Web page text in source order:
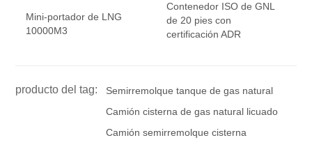
Mini-portador de LNG
10000M3
Contenedor ISO de GNL
de 20 pies con
certificación ADR
producto del tag:
Semirremolque tanque de gas natural
Camión cisterna de gas natural licuado
Camión semirremolque cisterna